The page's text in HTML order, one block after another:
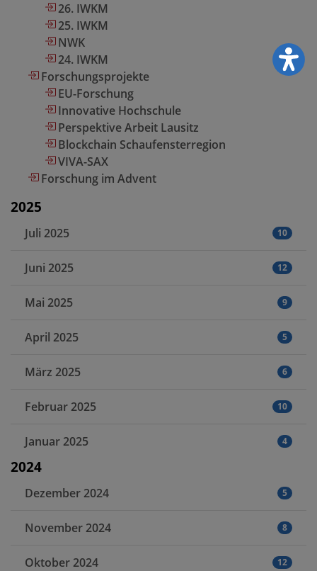
26. IWKM
25. IWKM
NWK
24. IWKM
Forschungsprojekte
EU-Forschung
Innovative Hochschule
Perspektive Arbeit Lausitz
Blockchain Schaufensterregion
VIVA-SAX
Forschung im Advent
2025
Juli 2025 10
Juni 2025 12
Mai 2025 9
April 2025 5
März 2025 6
Februar 2025 10
Januar 2025 4
2024
Dezember 2024 5
November 2024 8
Oktober 2024 12